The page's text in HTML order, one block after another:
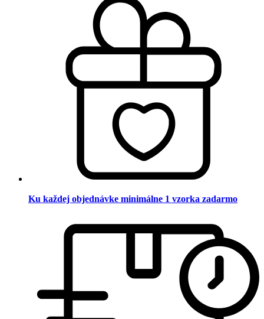
Ku každej objednávke minimálne 1 vzorka zadarmo